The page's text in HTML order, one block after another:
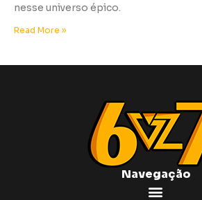
nesse universo épico.
Read More »
Navegação